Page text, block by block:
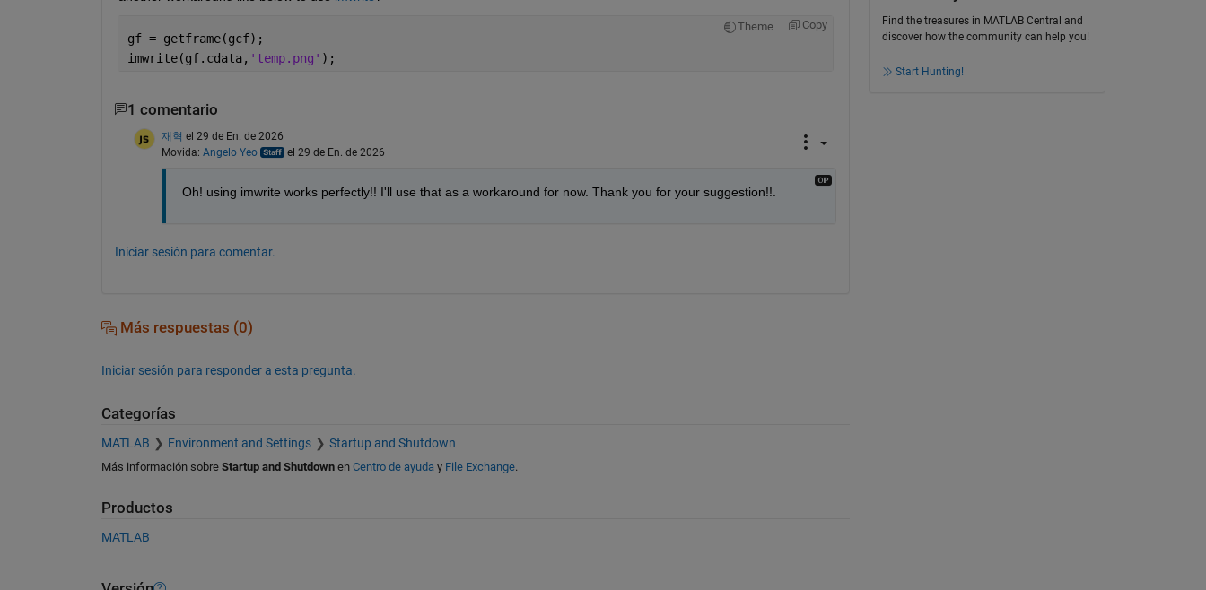
Theme Copy
gf = getframe(gcf);
imwrite(gf.cdata, 'temp.png' );
1 comentario
재혁 el 29 de En. de 2026
Movida: Angelo Yeo el 29 de En. de 2026
Oh! using imwrite works perfectly!! I'll use that as a workaround for now. Thank you for your suggestion!!.
Iniciar sesión para comentar.
Más respuestas (0)
Iniciar sesión para responder a esta pregunta.
Categorías
MATLAB Environment and Settings Startup and Shutdown
Más información sobre Startup and Shutdownen Centro de ayuda y File Exchange.
Productos
MATLAB
Find the treasures in MATLAB Central and
discover how the community can help you!
Start Hunting!